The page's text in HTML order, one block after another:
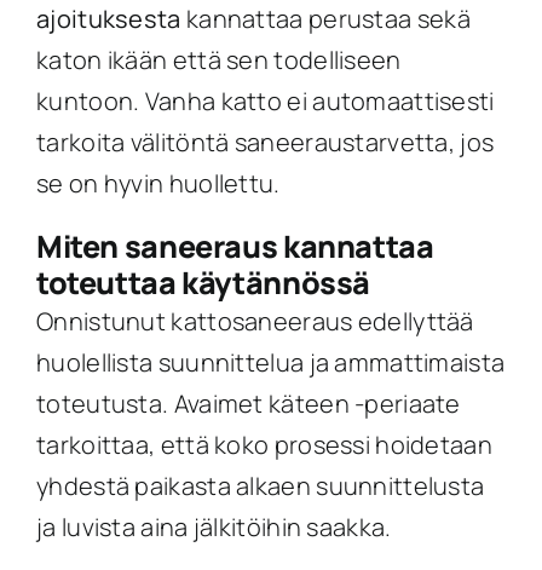
ajoituksesta kannattaa perustaa sekä
katon ikään että sen todelliseen
kuntoon. Vanha katto ei automaattisesti
tarkoita välitöntä saneeraustarvetta, jos
se on hyvin huollettu.
Miten saneeraus kannattaa
toteuttaa käytännössä
Onnistunut kattosaneeraus edellyttää
huolellista suunnittelua ja ammattimaista
toteutusta. Avaimet käteen -periaate
tarkoittaa, että koko prosessi hoidetaan
yhdestä paikasta alkaen suunnittelusta
ja luvista aina jälkitöihin saakka.